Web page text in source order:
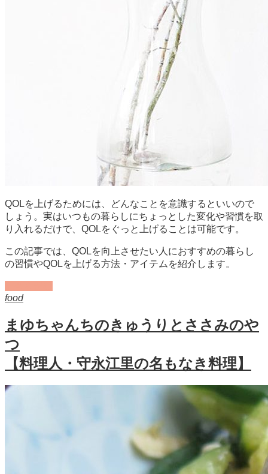
QOLを上げるためには、どんなことを意識するといいので
しょう。実はいつもの暮らしにちょっとした変化や習慣を取
り入れるだけで、QOLをぐっと上げることは可能です。
この記事では、QOLを向上させたい人におすすめの暮らし
の習慣やQOLを上げる方法・アイテムを紹介します。
food
まゆちゃんちのきゅうりとささみのや
つ
【料理人・守永江里の名もなき料理】